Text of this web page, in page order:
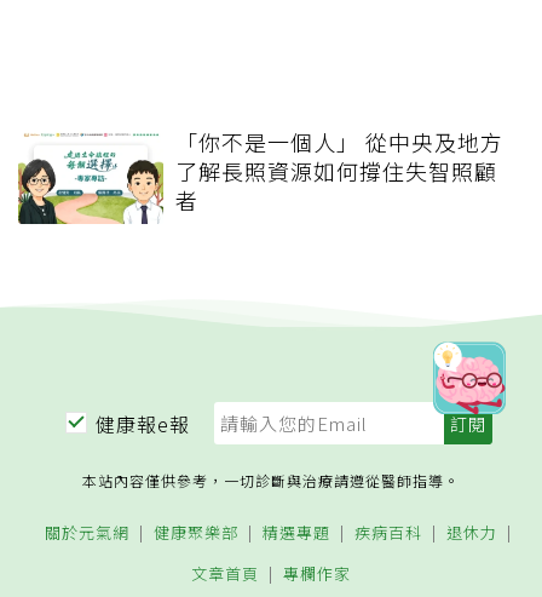
「你不是一個人」 從中央及地方
了解長照資源如何撐住失智照顧
者
健康報e報
本站內容僅供參考，一切診斷與治療請遵從醫師指導。
關於元氣網 健康聚樂部 精選專題 疾病百科
退休力
文章首頁
專欄作家